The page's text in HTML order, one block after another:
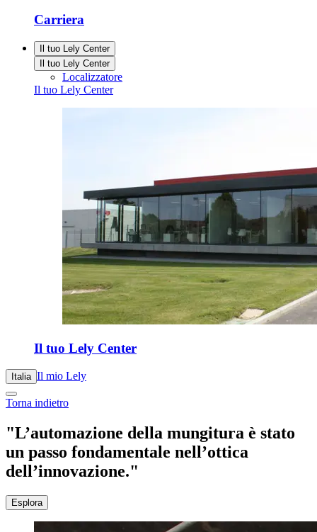
Carriera
Il tuo Lely Center
Il tuo Lely Center
Localizzatore
Il tuo Lely Center
Il tuo Lely Center
Italia Il mio Lely
Torna indietro
"L’automazione della mungitura è stato
un passo fondamentale nell’ottica
dell’innovazione."
Esplora